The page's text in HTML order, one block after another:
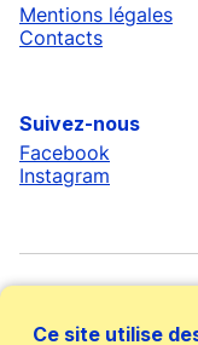
Mentions légales
Contacts
Suivez-nous
Facebook
Instagram
Ce site utilise